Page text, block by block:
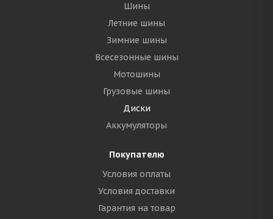
Шины
Летние шины
Зимние шины
Всесезонные шины
Мотошины
Грузовые шины
Диски
Аккумуляторы
Покупателю
Условия оплаты
Условия доставки
Гарантия на товар